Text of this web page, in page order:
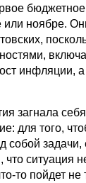
или ноябре.
инфляции, а
загнала
для того,
собой
ситуация
то пойдет не